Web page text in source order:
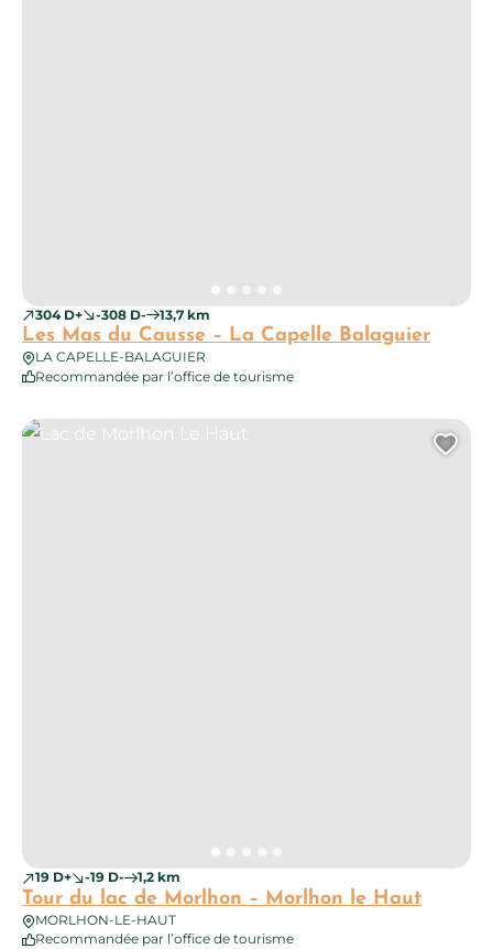
304 D+ -308 D- 13,7 km
Les Mas du Causse – La Capelle Balaguier
LA CAPELLE-BALAGUIER
Recommandée par l’office de tourisme
19 D+ -19 D- 1,2 km
Tour du lac de Morlhon – Morlhon le Haut
MORLHON-LE-HAUT
Recommandée par l’office de tourisme
Lac de Morlhon Le Haut